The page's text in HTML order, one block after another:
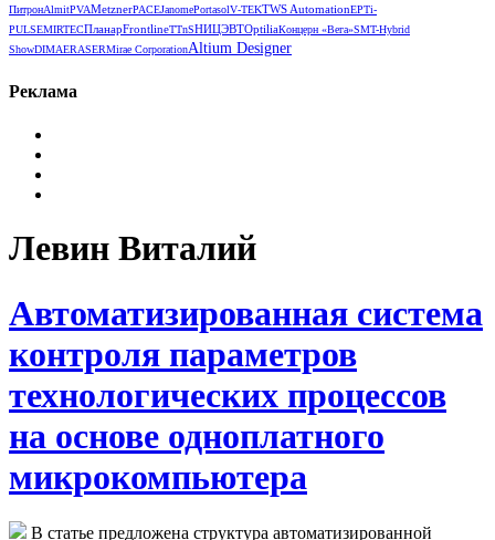
ПитронAlmitPVAMetznerРАСЕJanomePortasolV‑TEKTWS AutomationEPTi-
PULSEMIRTECПланарFrontlineTTnSНИЦЭВТOptiliaКонцерн «Вега»SMT-Hybrid
ShowDIMAERASERMirae CorporationAltium Designer
Реклама
Левин Виталий
Автоматизированная система
контроля параметров
технологических процессов
на основе одноплатного
микрокомпьютера
В статье предложена структура автоматизированной